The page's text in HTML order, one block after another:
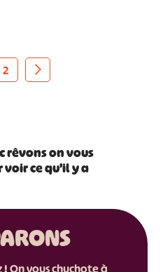
2
rêvons on vous
ce qu’il y a
On vous chuchote à